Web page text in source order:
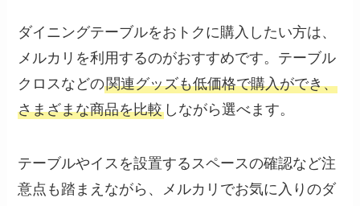
ダイニングテーブルをおトクに購入したい方は、
メルカリを利用するのがおすすめです。テーブル
クロスなどの関連グッズも低価格で購入ができ、
さまざまな商品を比較 しながら選べます。
テーブルやイスを設置するスペースの確認など注
意点も踏まえながら、メルカリでお気に入りのダ